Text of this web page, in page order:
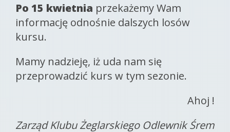
Po 15 kwietnia przekażemy Wam
informację odnośnie dalszych losów
kursu.
Mamy nadzieję, iż uda nam się
przeprowadzić kurs w tym sezonie.
Ahoj !
Zarząd Klubu Żeglarskiego Odlewnik Śrem